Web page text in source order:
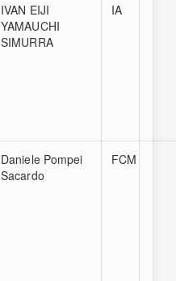
IVAN EIJI
YAMAUCHI
SIMURRA
IA
Daniele Pompei
Sacardo
FCM